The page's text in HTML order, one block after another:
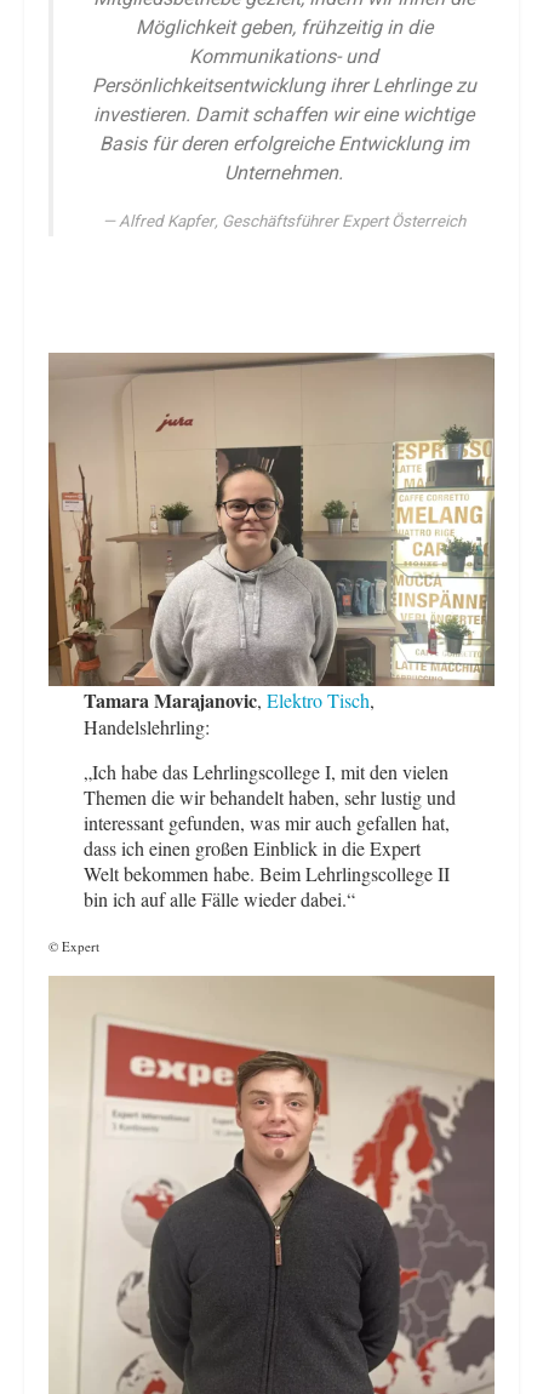
Möglichkeit geben, frühzeitig in die
Kommunikations- und
Persönlichkeitsentwicklung ihrer Lehrlinge zu
investieren. Damit schaffen wir eine wichtige
Basis für deren erfolgreiche Entwicklung im
Unternehmen.
Alfred Kapfer, Geschäftsführer Expert Österreich
Tamara Marajanovic, Elektro Tisch,
Handelslehrling:
„Ich habe das Lehrlingscollege I, mit den vielen
Themen die wir behandelt haben, sehr lustig und
interessant gefunden, was mir auch gefallen hat,
dass ich einen großen Einblick in die Expert
Welt bekommen habe. Beim Lehrlingscollege II
bin ich auf alle Fälle wieder dabei.“
© Expert